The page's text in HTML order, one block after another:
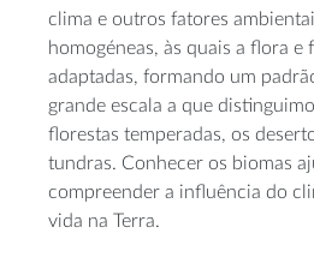
clima e outros fatores
homogéneas, às quais a flora e
adaptadas, formando um
grande escala a que
florestas temperadas, os
tundras. Conhecer os biomas
compreender a influência do
vida na Terra.